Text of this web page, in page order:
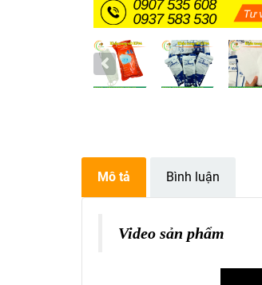
Mô tả Bình luận
Video sản phẩm